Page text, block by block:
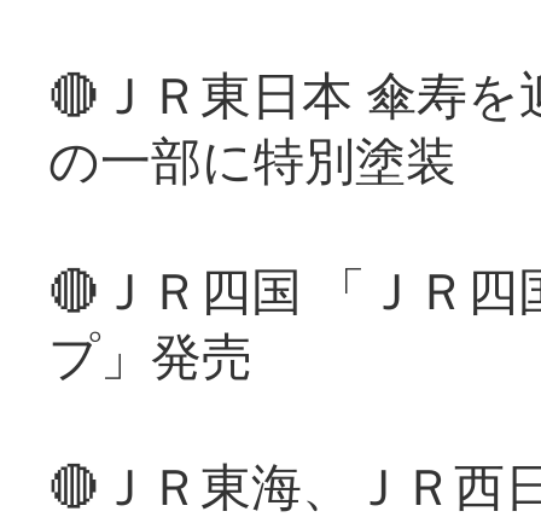
🔴ＪＲ東日本 傘寿
の一部に特別塗装
🔴ＪＲ四国 「ＪＲ
プ」発売
🔴ＪＲ東海、ＪＲ西